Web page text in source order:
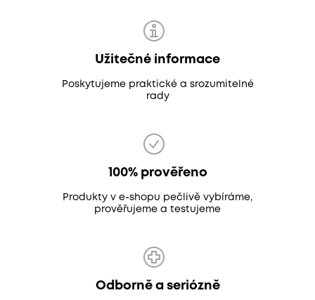
Užitečné informace
Poskytujeme praktické a srozumitelné
rady
100% prověřeno
Produkty v e-shopu pečlivě vybíráme,
prověřujeme a testujeme
Odborně a seriózně